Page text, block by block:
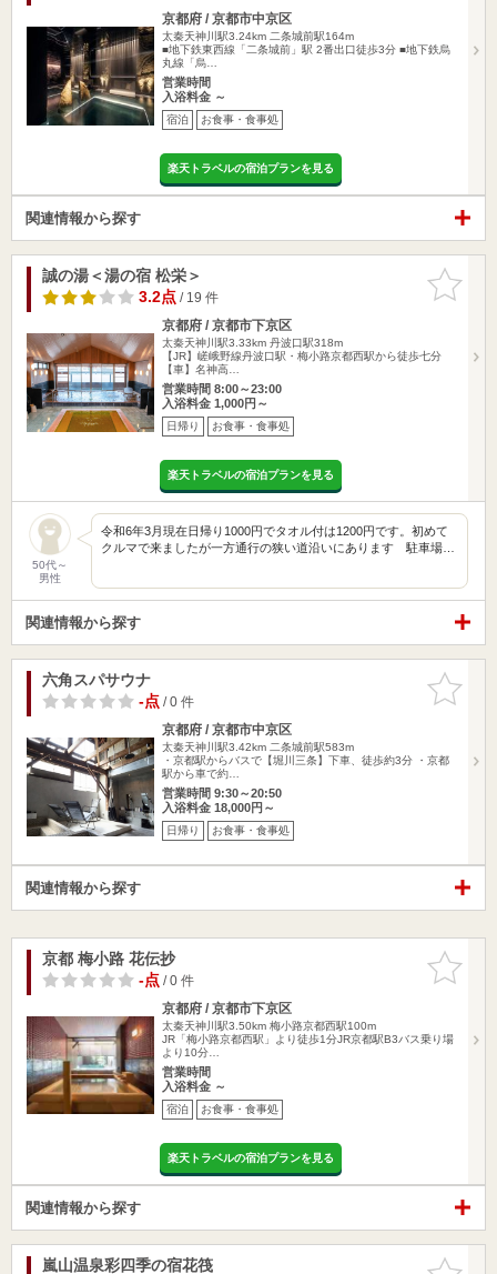
京都府 / 京都市中京区
太秦天神川駅3.24km 二条城前駅164m
■地下鉄東西線「二条城前」駅 2番出口徒歩3分 ■地下鉄烏
丸線「烏…
営業時間
入浴料金 ～
宿泊 お食事・食事処
楽天トラベルの宿泊プランを見る
関連情報から探す
お気に入
りに追加
誠の湯＜湯の宿 松栄＞
3.2点/ 19 件
京都府 / 京都市下京区
太秦天神川駅3.33km 丹波口駅318m
【JR】嵯峨野線丹波口駅・梅小路京都西駅から徒歩七分
【車】名神高…
営業時間 8:00～23:00
入浴料金 1,000円～
日帰り お食事・食事処
楽天トラベルの宿泊プランを見る
50代～
男性
令和6年3月現在日帰り1000円でタオル付は1200円です。初めて
クルマで来ましたが一方通行の狭い道沿いにあります 駐車場…
関連情報から探す
お気に入
りに追加
六角スパサウナ
-点/ 0 件
京都府 / 京都市中京区
太秦天神川駅3.42km 二条城前駅583m
・京都駅からバスで【堀川三条】下車、徒歩約3分 ・京都
駅から車で約…
営業時間 9:30～20:50
入浴料金 18,000円～
日帰り お食事・食事処
関連情報から探す
お気に入
りに追加
京都 梅小路 花伝抄
-点/ 0 件
京都府 / 京都市下京区
太秦天神川駅3.50km 梅小路京都西駅100m
JR「梅小路京都西駅」より徒歩1分JR京都駅B3バス乗り場
より10分…
営業時間
入浴料金 ～
宿泊 お食事・食事処
楽天トラベルの宿泊プランを見る
関連情報から探す
お気に入
嵐山温泉彩四季の宿花筏